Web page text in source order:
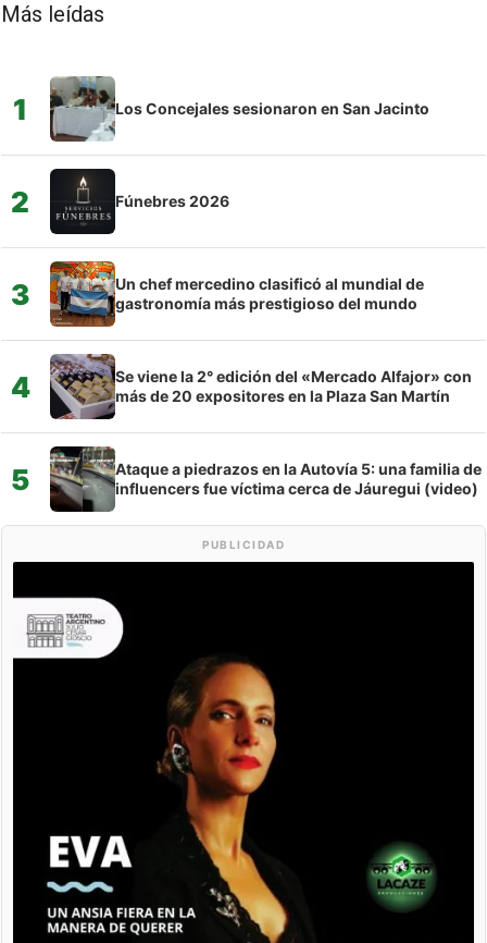
Más leídas
1 Los Concejales sesionaron en San Jacinto
2 Fúnebres 2026
3
Un chef mercedino clasificó al mundial de
gastronomía más prestigioso del mundo
4
Se viene la 2° edición del «Mercado Alfajor» con
más de 20 expositores en la Plaza San Martín
5
Ataque a piedrazos en la Autovía 5: una familia de
influencers fue víctima cerca de Jáuregui (video)
PUBLICIDAD